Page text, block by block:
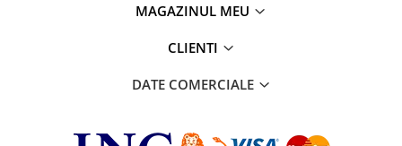
MAGAZINUL MEU
CLIENTI
DATE COMERCIALE